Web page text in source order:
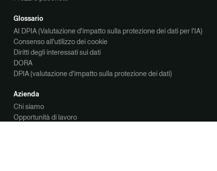
Glossario
AI DPIA (Valutazione d'impatto sulla protezione dei dati per l'IA)
Consenso all'utilizzo dei cookie
Diritti degli interessati sui dati
DORA
DPIA (valutazione d'impatto sulla protezione dei dati)
Azienda
Chi siamo
Opportunità di lavoro